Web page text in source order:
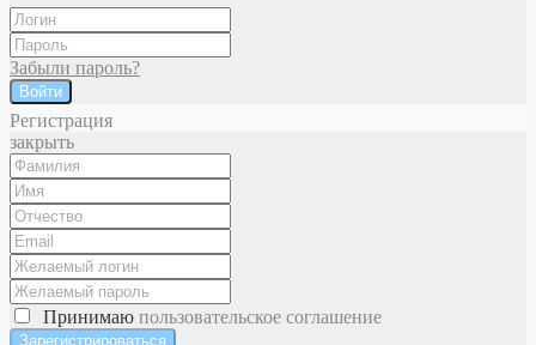
Забыли пароль?
Войти
Регистрация
закрыть
Принимаю пользовательское соглашение